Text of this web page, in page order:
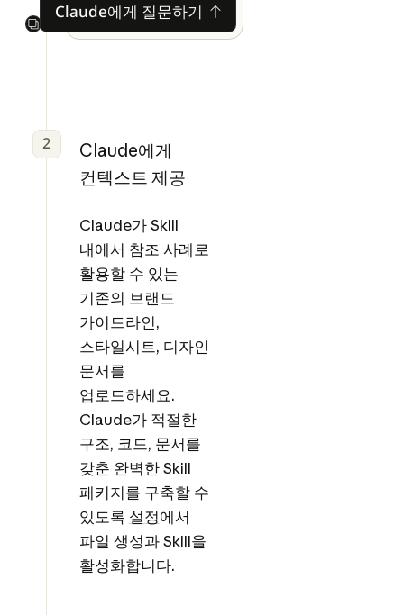
Next
Claude에게 질문하기Claude에게 질문하기
2
Claude에게
컨텍스트 제공
Claude가 Skill
내에서 참조 사례로
활용할 수 있는
기존의 브랜드
가이드라인,
스타일시트, 디자인
문서를
업로드하세요.
Claude가 적절한
구조, 코드, 문서를
갖춘 완벽한 Skill
패키지를 구축할 수
있도록 설정에서
파일 생성과 Skill을
활성화합니다.